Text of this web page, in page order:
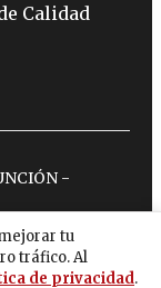
tu
tráfico. Al
de privacidad.
Calidad
-